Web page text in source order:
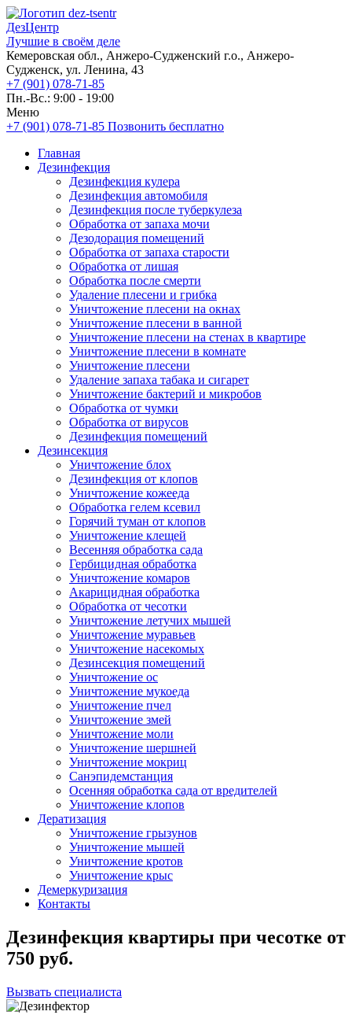
ДезЦентр
Лучшие в своём деле
Кемеровская обл., Анжеро-Судженский г.о., Анжеро-
Судженск, ул. Ленина, 43
+7 (901) 078-71-85
Пн.-Вс.: 9:00 - 19:00
Меню
+7 (901) 078-71-85 Позвонить бесплатно
Главная
Дезинфекция
Дезинфекция кулера
Дезинфекция автомобиля
Дезинфекция после туберкулеза
Обработка от запаха мочи
Дезодорация помещений
Обработка от запаха старости
Обработка от лишая
Обработка после смерти
Удаление плесени и грибка
Уничтожение плесени на окнах
Уничтожение плесени в ванной
Уничтожение плесени на стенах в квартире
Уничтожение плесени в комнате
Уничтожение плесени
Удаление запаха табака и сигарет
Уничтожение бактерий и микробов
Обработка от чумки
Обработка от вирусов
Дезинфекция помещений
Дезинсекция
Уничтожение блох
Дезинфекция от клопов
Уничтожение кожееда
Обработка гелем ксевил
Горячий туман от клопов
Уничтожение клещей
Весенняя обработка сада
Гербицидная обработка
Уничтожение комаров
Акарицидная обработка
Обработка от чесотки
Уничтожение летучих мышей
Уничтожение муравьев
Уничтожение насекомых
Дезинсекция помещений
Уничтожение ос
Уничтожение мукоеда
Уничтожение пчел
Уничтожение змей
Уничтожение моли
Уничтожение шершней
Уничтожение мокриц
Санэпидемстанция
Осенняя обработка сада от вредителей
Уничтожение клопов
Дератизация
Уничтожение грызунов
Уничтожение мышей
Уничтожение кротов
Уничтожение крыс
Демеркуризация
Контакты
Дезинфекция квартиры при чесотке от
750 руб.
Вызвать специалиста